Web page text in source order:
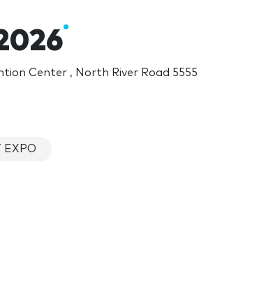
Center , North River Road 5555
EXPO